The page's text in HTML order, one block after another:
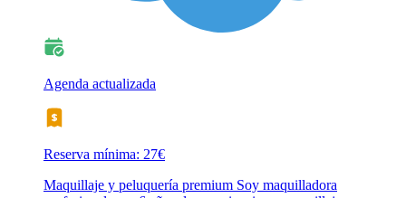
Agenda actualizada
Reserva mínima: 27€
Maquillaje y peluquería premium Soy maquilladora